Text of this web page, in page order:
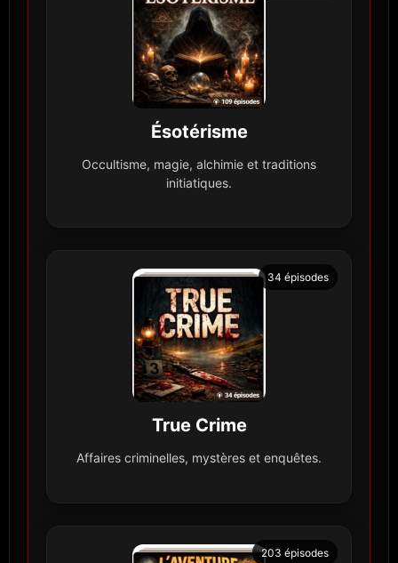
Ésotérisme
Occultisme, magie, alchimie et traditions
initiatiques.
34 épisodes
True Crime
Affaires criminelles, mystères et enquêtes.
203 épisodes